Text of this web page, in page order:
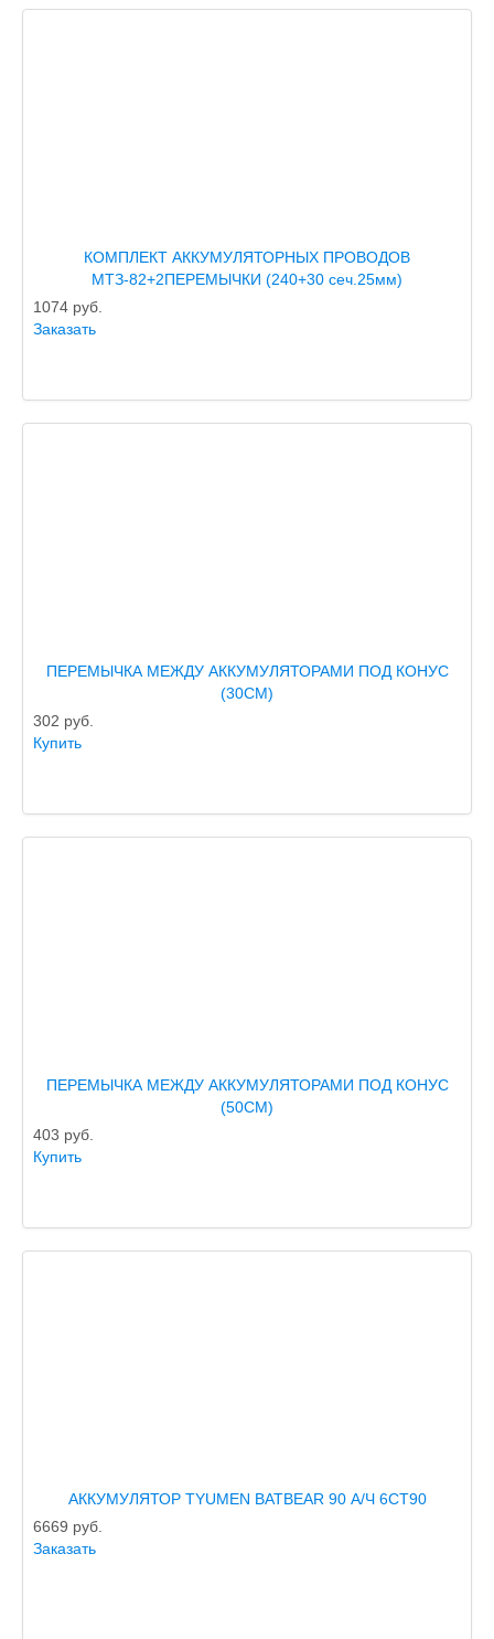
КОМПЛЕКТ АККУМУЛЯТОРНЫХ ПРОВОДОВ
МТЗ-82+2ПЕРЕМЫЧКИ (240+30 сеч.25мм)
1074 руб.
Заказать
ПЕРЕМЫЧКА МЕЖДУ АККУМУЛЯТОРАМИ ПОД КОНУС
(30СМ)
302 руб.
Купить
ПЕРЕМЫЧКА МЕЖДУ АККУМУЛЯТОРАМИ ПОД КОНУС
(50СМ)
403 руб.
Купить
АККУМУЛЯТОР TYUMEN BATBEAR 90 А/Ч 6CT90
6669 руб.
Заказать